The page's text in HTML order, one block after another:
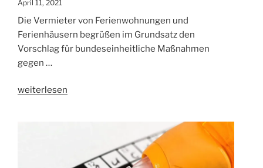
April 11, 2021
Die Vermieter von Ferienwohnungen und
Ferienhäusern begrüßen im Grundsatz den
Vorschlag für bundeseinheitliche Maßnahmen
gegen …
„Fewo-
Infektionsschutzgesetz:
weiterlesen